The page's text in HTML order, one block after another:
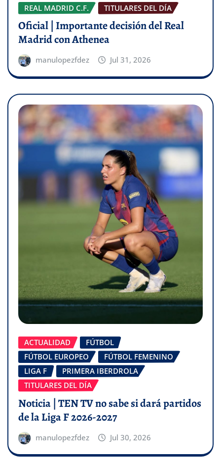
REAL MADRID C.F.
TITULARES DEL DÍA
Oficial | Importante decisión del Real
Madrid con Athenea
manulopezfdez Jul 31, 2026
ACTUALIDAD
FÚTBOL
FÚTBOL EUROPEO
FÚTBOL FEMENINO
LIGA F
PRIMERA IBERDROLA
TITULARES DEL DÍA
Noticia | TEN TV no sabe si dará partidos
de la Liga F 2026-2027
manulopezfdez Jul 30, 2026